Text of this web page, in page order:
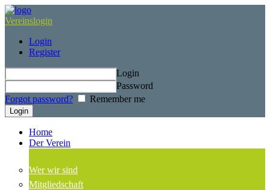
Vereinslogin
Login
Register
Login
Password
Forgot password?
Remember me
Home
Der Verein
Wer wir sind
Mitgliedschaft